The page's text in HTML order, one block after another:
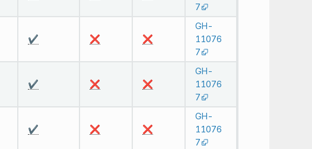
7
✔️ ❌ ❌
GH-
11076
7
✔️ ❌ ❌
GH-
11076
7
✔️ ❌ ❌
GH-
11076
7